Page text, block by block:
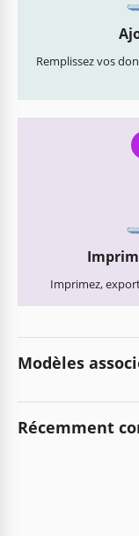
Remplissez vos
Imprimez,
Modèles
Récemment